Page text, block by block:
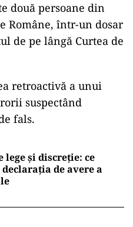
două persoane din
Române, într-un dosar
de pe lângă Curtea de
retroactivă a unui
suspectând
fals.
și discreție: ce
de avere a